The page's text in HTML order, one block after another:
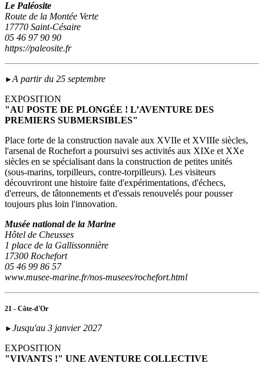
Le Paléosite
Route de la Montée Verte
17770 Saint-Césaire
05 46 97 90 90
https://paleosite.fr
►A partir du 25 septembre
EXPOSITION
"AU POSTE DE PLONGÉE ! L’AVENTURE DES
PREMIERS SUBMERSIBLES"
Place forte de la construction navale aux XVIIe et XVIIIe siècles,
l'arsenal de Rochefort a poursuivi ses activités aux XIXe et XXe
siècles en se spécialisant dans la construction de petites unités
(sous‑marins, torpilleurs, contre-torpilleurs). Les visiteurs
découvriront une histoire faite d'expérimentations, d'échecs,
d'erreurs, de tâtonnements et d'essais renouvelés pour pousser
toujours plus loin l'innovation.
Musée national de la Marine
Hôtel de Cheusses
1 place de la Gallissonnière
17300 Rochefort
05 46 99 86 57
www.musee-marine.fr/nos-musees/rochefort.html
21 - Côte-d'Or
► Jusqu'au 3 janvier 2027
EXPOSITION
"VIVANTS !" UNE AVENTURE COLLECTIVE